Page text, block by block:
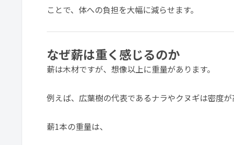
ことで、体への負担を大幅に減らせます。
なぜ薪は重く感じるのか
薪は木材ですが、想像以上に重量があります。
例えば、広葉樹の代表であるナラやクヌギは密度が
薪1本の重量は、